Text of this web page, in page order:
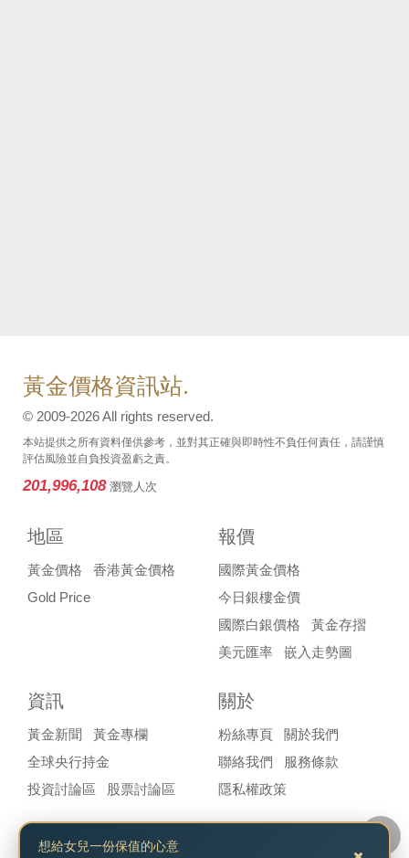
黃金價格資訊站.
© 2009-2026 All rights reserved.
本站提供之所有資料僅供參考，並對其正確與即時性不負任何責任，請謹慎
評估風險並自負投資盈虧之責。
201,996,108 瀏覽人次
地區
黃金價格
香港黃金價格
Gold Price
報價
國際黃金價格
今日銀樓金價
國際白銀價格
黃金存摺
美元匯率
嵌入走勢圖
資訊
黃金新聞
黃金專欄
全球央行持金
投資討論區
股票討論區
關於
粉絲專頁
關於我們
聯絡我們
服務條款
隱私權政策
想給女兒一份保值的心意